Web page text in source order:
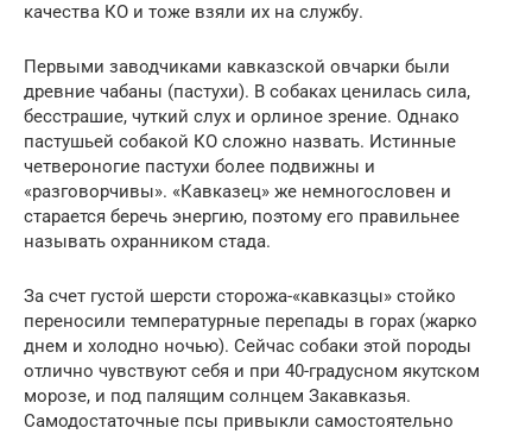
качества КО и тоже взяли их на службу.
Первыми заводчиками кавказской овчарки были
древние чабаны (пастухи). В собаках ценилась сила,
бесстрашие, чуткий слух и орлиное зрение. Однако
пастушьей собакой КО сложно назвать. Истинные
четвероногие пастухи более подвижны и
«разговорчивы». «Кавказец» же немногословен и
старается беречь энергию, поэтому его правильнее
называть охранником стада.
За счет густой шерсти сторожа-«кавказцы» стойко
переносили температурные перепады в горах (жарко
днем и холодно ночью). Сейчас собаки этой породы
отлично чувствуют себя и при 40-градусном якутском
морозе, и под палящим солнцем Закавказья.
Самодостаточные псы привыкли самостоятельно